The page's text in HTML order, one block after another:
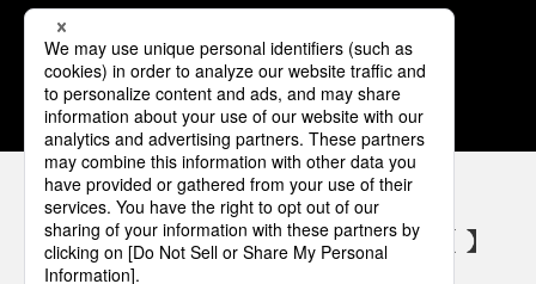
3 4 5 6 7
パナソニックの電気設備 SNSアカウント